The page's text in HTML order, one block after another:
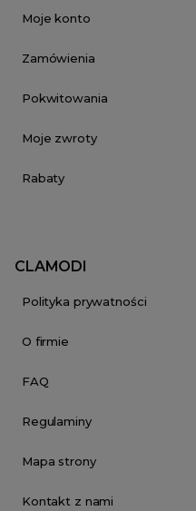
Moje konto
Zamówienia
Pokwitowania
Moje zwroty
Rabaty
CLAMODI
Polityka prywatności
O firmie
FAQ
Regulaminy
Mapa strony
Kontakt z nami